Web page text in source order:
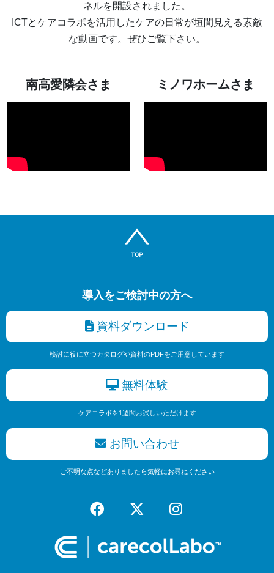
ネルを開設されました。
ICTとケアコラボを活用したケアの日常が垣間見える素敵
な動画です。ぜひご覧下さい。
南高愛隣会さま ミノワホームさま
導入をご検討中の方へ
資料ダウンロード
検討に役に立つカタログや資料のPDFをご用意しています
無料体験
ケアコラボを1週間お試しいただけます
お問い合わせ
ご不明な点などありましたら気軽にお尋ねください